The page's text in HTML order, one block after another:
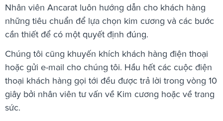
Nhân viên Ancarat luôn hướng dẫn cho khách hàng
những tiêu chuẩn để lựa chọn kim cương và các bước
cần thiết để có một quyết định đúng.
Chúng tôi cũng khuyến khích khách hàng điện thoại
hoặc gửi e-mail cho chúng tôi. Hầu hết các cuộc điện
thoại khách hàng gọi tới đều được trả lời trong vòng 10
giây bởi nhân viên tư vấn về Kim cương hoặc về trang
sức.